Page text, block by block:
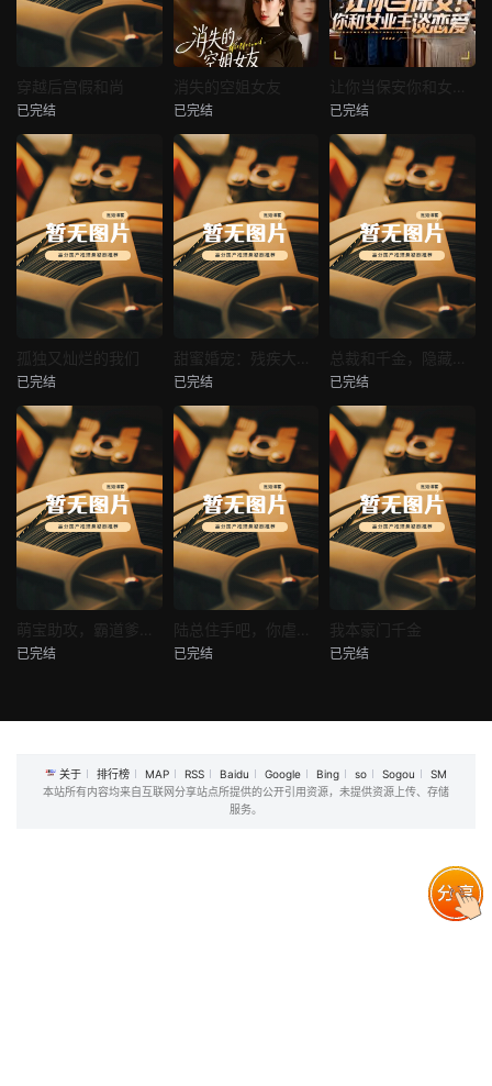
未知
穿越后宫假和尚
已完结
热播
未知
消失的空姐女友
已完结
未知
已完结
未知
孤独又灿烂的我们
已完结
热播
未知
已完结
热播
未知
已完结
热播
已完结
热播
已完结
热播
我本豪门千金
我本豪门千金
已完结
关于 排行榜 MAP RSS Baidu Google Bing so Sogou
SM
本站所有内容均来自互联网分享站点所提供的公开引用资源，未提供资源上传、存储
服务。